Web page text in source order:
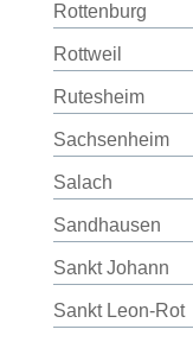
Rottenburg
Rottweil
Rutesheim
Sachsenheim
Salach
Sandhausen
Sankt Johann
Sankt Leon-Rot